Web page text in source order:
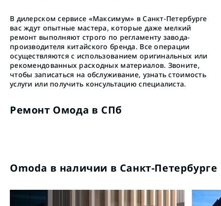
В дилерском сервисе «Максимум» в Санкт-Петербурге
вас ждут опытные мастера, которые даже мелкий
ремонт выполняют строго по регламенту завода-
производителя китайского бренда. Все операции
осуществляются с использованием оригинальных или
рекомендованных расходных материалов. Звоните,
чтобы записаться на обслуживание, узнать стоимость
услуги или получить консультацию специалиста.
Ремонт Омода в СПб
Omoda в наличии в Санкт-Петербурге